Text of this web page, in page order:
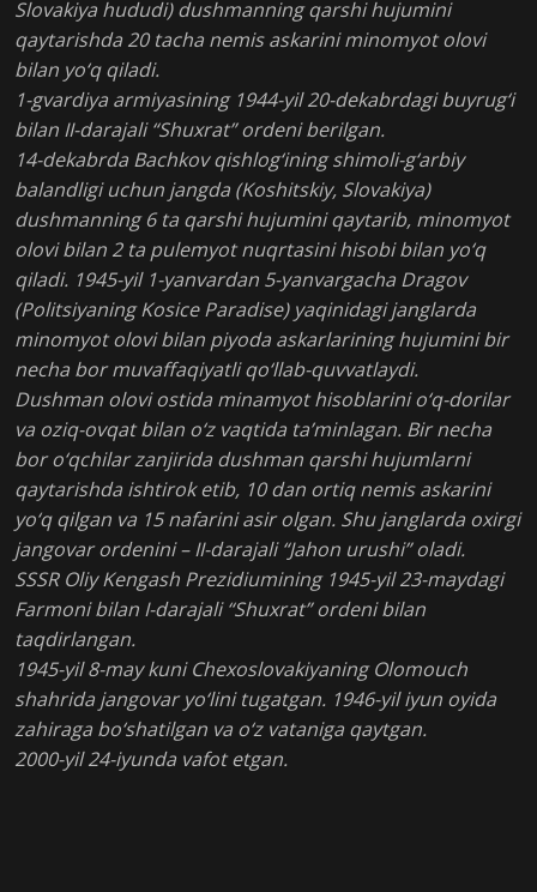
Slovakiya hududi) dushmanning qarshi hujumini
qaytarishda 20 tacha nemis askarini minomyot olovi
bilan yo‘q qiladi.
1-gvardiya armiyasining 1944-yil 20-dekabrdagi buyrug‘i
bilan II-darajali “Shuxrat” ordeni berilgan.
14-dekabrda Bachkov qishlog‘ining shimoli-g‘arbiy
balandligi uchun jangda (Koshitskiy, Slovakiya)
dushmanning 6 ta qarshi hujumini qaytarib, minomyot
olovi bilan 2 ta pulemyot nuqrtasini hisobi bilan yo‘q
qiladi. 1945-yil 1-yanvardan 5-yanvargacha Dragov
(Politsiyaning Kosice Paradise) yaqinidagi janglarda
minomyot olovi bilan piyoda askarlarining hujumini bir
necha bor muvaffaqiyatli qo‘llab-quvvatlaydi.
Dushman olovi ostida minamyot hisoblarini o‘q-dorilar
va oziq-ovqat bilan o‘z vaqtida ta’minlagan. Bir necha
bor o‘qchilar zanjirida dushman qarshi hujumlarni
qaytarishda ishtirok etib, 10 dan ortiq nemis askarini
yo‘q qilgan va 15 nafarini asir olgan. Shu janglarda oxirgi
jangovar ordenini – II-darajali “Jahon urushi” oladi.
SSSR Oliy Kengash Prezidiumining 1945-yil 23-maydagi
Farmoni bilan I-darajali “Shuxrat” ordeni bilan
taqdirlangan.
1945-yil 8-may kuni Chexoslovakiyaning Olomouch
shahrida jangovar yo‘lini tugatgan. 1946-yil iyun oyida
zahiraga bo‘shatilgan va o‘z vataniga qaytgan.
2000-yil 24-iyunda vafot etgan.